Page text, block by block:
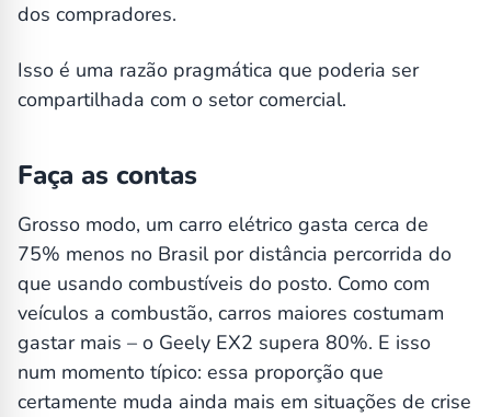
dos compradores.
Isso é uma razão pragmática que poderia ser
compartilhada com o setor comercial.
Faça as contas
Grosso modo, um carro elétrico gasta cerca de
75% menos no Brasil por distância percorrida do
que usando combustíveis do posto. Como com
veículos a combustão, carros maiores costumam
gastar mais – o Geely EX2 supera 80%. E isso
num momento típico: essa proporção que
certamente muda ainda mais em situações de crise